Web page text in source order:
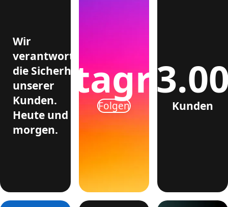
Wir
verantworten
die Sicherheit
unserer
Kunden.
Heute und
morgen.
Instagram
Folgen Kunden